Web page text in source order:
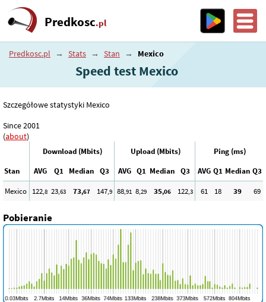
Predkosc.pl
Predkosc.pl → Stats → Stan → Mexico
Speed test Mexico
Szczegółowe statystyki Mexico
Since 2001
(about)
Download (Mbits) Upload (Mbits)
Ping (ms)
Stan
AVG Q1 Median Q3 AVG Q1 Median Q3 AVG Q1 Median Q3
Mexico 122,8 23,63 73,67 147,9 88,91 8,29 35,06 122,3 61 18 39 69
Pobieranie